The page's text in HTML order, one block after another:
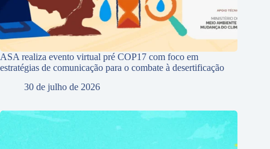
ASA realiza evento virtual pré COP17 com foco em
estratégias de comunicação para o combate à desertificação
30 de julho de 2026